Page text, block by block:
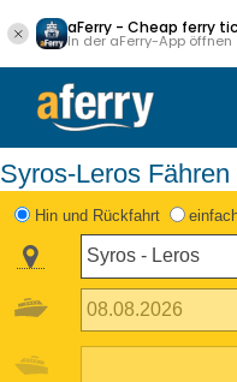
aFerry - Cheap ferry
In der aFerry-App öffnen
Syros-Leros Fähren
Hin und Rückfahrt